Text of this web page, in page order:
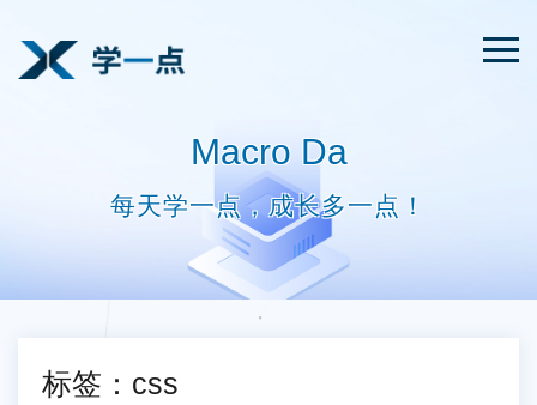
Macro Da
每天学一点，成长多一点！
标签：css